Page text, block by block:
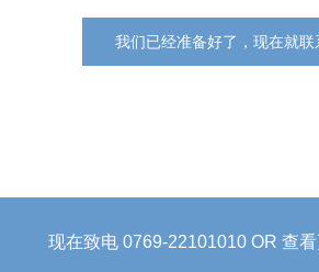
我们已经准备好了，现在就联
现在致电 0769-22101010 OR 查